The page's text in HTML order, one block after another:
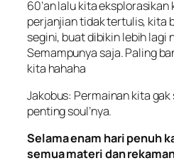
60’an lalu kita eksplorasikan
perjanjian tidak tertulis, kita
segini, buat dibikin lebih lagi
Semampunya saja. Paling
kita hahaha
Jakobus: Permainan kita gak
penting soul’nya.
Selama enam hari penuh
semua materi dan